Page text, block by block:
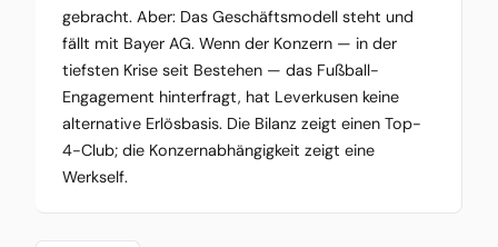
gebracht. Aber: Das Geschäftsmodell steht und
fällt mit Bayer AG. Wenn der Konzern — in der
tiefsten Krise seit Bestehen — das Fußball-
Engagement hinterfragt, hat Leverkusen keine
alternative Erlösbasis. Die Bilanz zeigt einen Top-
4-Club; die Konzernabhängigkeit zeigt eine
Werkself.